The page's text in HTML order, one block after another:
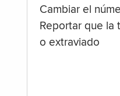
Cambiar el
Reportar que la
o extraviado